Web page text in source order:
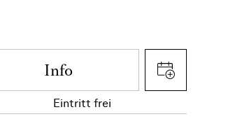
Info
Eintritt frei